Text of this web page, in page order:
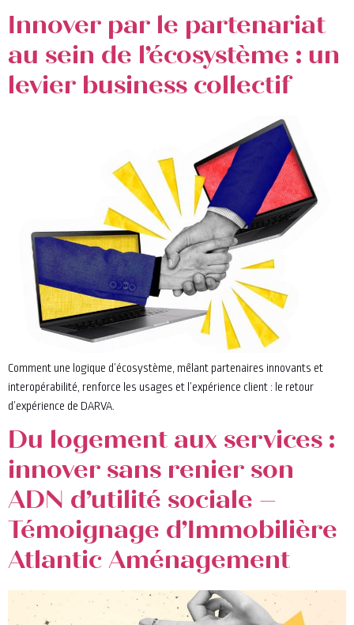
Innover par le partenariat
au sein de l’écosystème : un
levier business collectif
Comment une logique d’écosystème, mêlant partenaires innovants et
interopérabilité, renforce les usages et l’expérience client : le retour
d’expérience de DARVA.
Du logement aux services :
innover sans renier son
ADN d’utilité sociale –
Témoignage d’Immobilière
Atlantic Aménagement